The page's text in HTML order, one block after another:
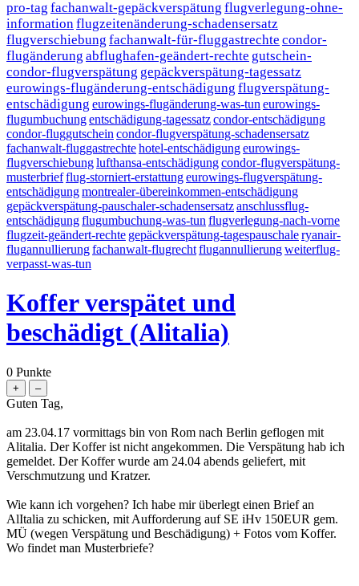
pro-tag fachanwalt-gepäckverspätung flugverlegung-ohne-
information flugzeitenänderung-schadensersatz
flugverschiebung fachanwalt-für-fluggastrechte condor-
flugänderung abflughafen-geändert-rechte gutschein-
condor-flugverspätung gepäckverspätung-tagessatz
eurowings-flugänderung-entschädigung flugverspätung-
entschädigung eurowings-flugänderung-was-tun eurowings-
flugumbuchungentschädigung-tagessatzcondor-entschädigung
condor-fluggutschein condor-flugverspätung-schadensersatz
fachanwalt-fluggastrechtehotel-entschädigungeurowings-
flugverschiebunglufthansa-entschädigungcondor-flugverspätung-
musterbriefflug-storniert-erstattungeurowings-flugverspätung-
entschädigungmontrealer-übereinkommen-entschädigung
gepäckverspätung-pauschaler-schadensersatzanschlussflug-
entschädigungflugumbuchung-was-tun flugverlegung-nach-vorne
flugzeit-geändert-rechte gepäckverspätung-tagespauschaleryanair-
flugannullierungfachanwalt-flugrechtflugannullierungweiterflug-
verpasst-was-tun
Koffer verspätet und
beschädigt (Alitalia)
0 Punkte
Guten Tag,
am 23.04.17 vormittags bin von Rom nach Berlin geflogen mit
Alitalia. Der Koffer ist nicht angekommen. Die Verspätung hab ich
gemeldet. Der Koffer wurde am 24.04 abends geliefert, mit
Verschmutzung und Kratzer.
Wie kann ich vorgehen? Ich habe mir überlegt einen Brief an
AlItalia zu schicken, mit Aufforderung auf SE iHv 150EUR gem.
MÜ (wegen Verspätung und Beschädigung) + Fotos vom Koffer.
Wo findet man Musterbriefe?